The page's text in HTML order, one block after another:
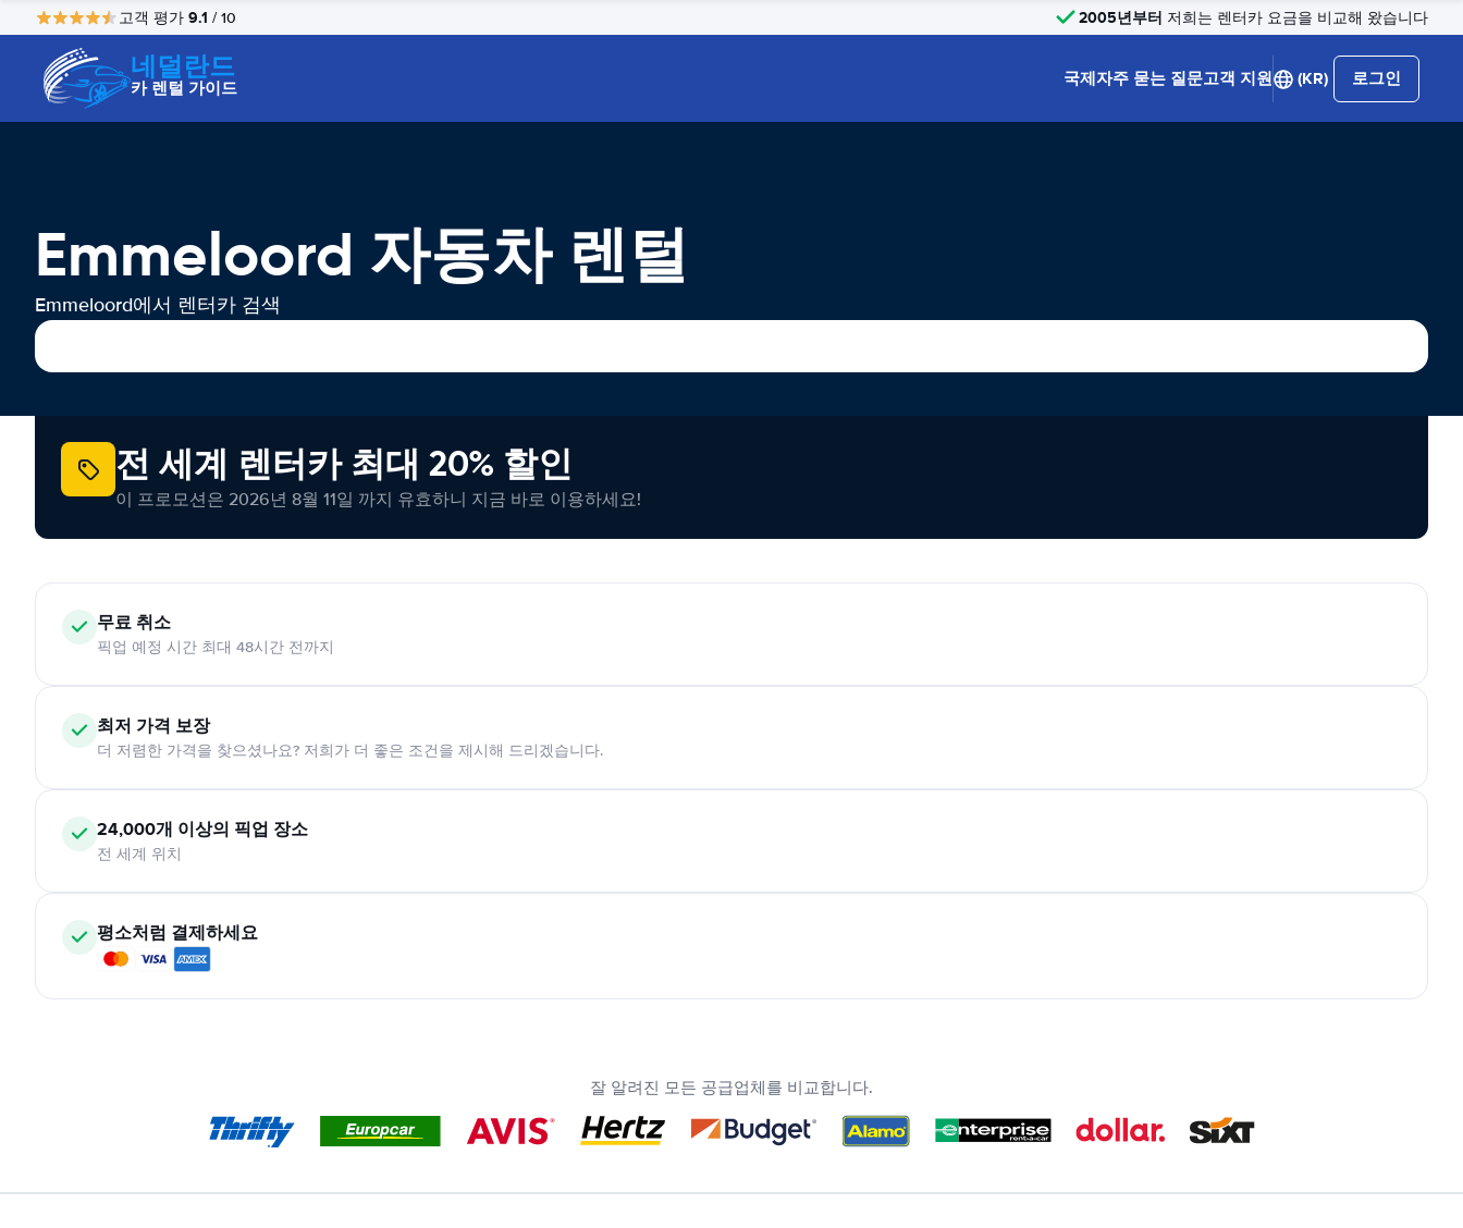
고객 평가 9.1 / 10 2005년부터 저희는 렌터카 요금을 비교해 왔습니다
네덜란드
카 렌털 가이드 국제자주 묻는 질문고객 지원 (KR) 로그인
Emmeloord 자동차 렌털
Emmeloord에서 렌터카 검색
전 세계 렌터카 최대 20% 할인
이 프로모션은 2026년 8월 11일 까지 유효하니 지금 바로 이용하세요!
무료 취소
픽업 예정 시간 최대 48시간 전까지
최저 가격 보장
더 저렴한 가격을 찾으셨나요? 저희가 더 좋은 조건을 제시해 드리겠습니다.
24,000개 이상의 픽업 장소
전 세계 위치
평소처럼 결제하세요
잘 알려진 모든 공급업체를 비교합니다.